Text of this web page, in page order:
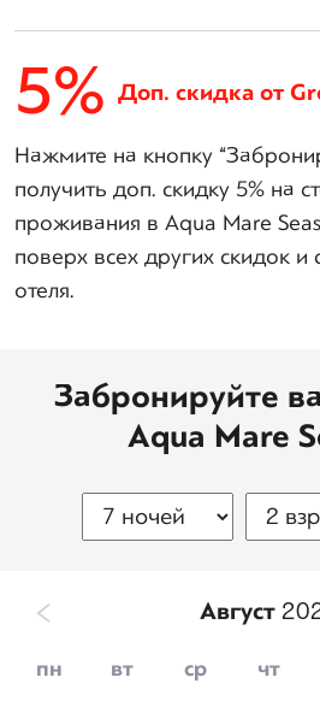
5% Доп. скидка от
Нажмите на кнопку
получить доп. скидку 5% на
проживания в Aqua Mare
поверх всех других скидок
отеля.
Забронируйте
Aqua Mare
Август
пн вт ср чт